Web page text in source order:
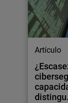
Artículo